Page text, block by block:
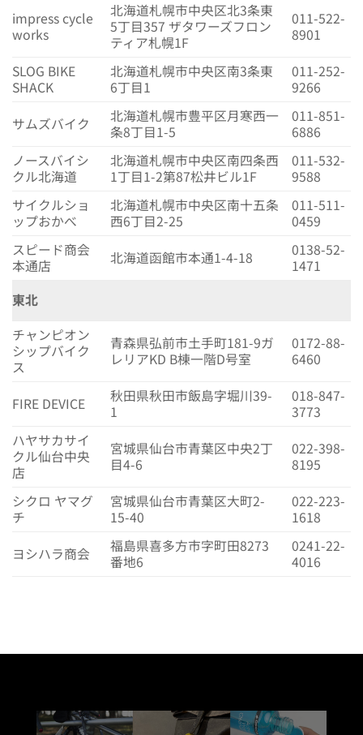
impress cycle
works
北海道札幌市中央区北3条東
5丁目357 ザタワーズフロン
ティア札幌1F
011-522-
8901
SLOG BIKE
SHACK
北海道札幌市中央区南3条東
6丁目1
011-252-
9266
サムズバイク
北海道札幌市豊平区月寒西一
条8丁目1-5
011-851-
6886
ノースバイシ
クル北海道
北海道札幌市中央区南四条西
1丁目1-2第87松井ビル1F
011-532-
9588
サイクルショ
ップおかべ
北海道札幌市中央区南十五条
西6丁目2-25
011-511-
0459
スピード商会
本通店
北海道函館市本通1-4-18
0138-52-
1471
東北
チャンピオン
シップバイク
ス
青森県弘前市土手町181-9ガ
レリアKD B棟一階D号室
0172-88-
6460
FIRE DEVICE
秋田県秋田市飯島字堀川39-
1
018-847-
3773
ハヤサカサイ
クル仙台中央
店
宮城県仙台市青葉区中央2丁
目4-6
022-398-
8195
シクロ ヤマグ
チ
宮城県仙台市青葉区大町2-
15-40
022-223-
1618
ヨシハラ商会
福島県喜多方市字町田8273
番地6
0241-22-
4016